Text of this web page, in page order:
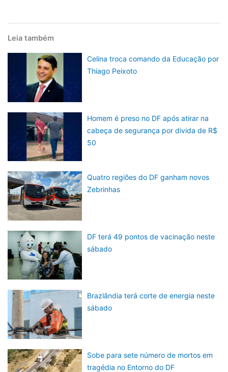
Leia também
Celina troca comando da Educação por
Thiago Peixoto
Homem é preso no DF após atirar na
cabeça de segurança por divida de R$
50
Quatro regiões do DF ganham novos
Zebrinhas
DF terá 49 pontos de vacinação neste
sábado
Brazlândia terá corte de energia neste
sábado
Sobe para sete número de mortos em
tragédia no Entorno do DF